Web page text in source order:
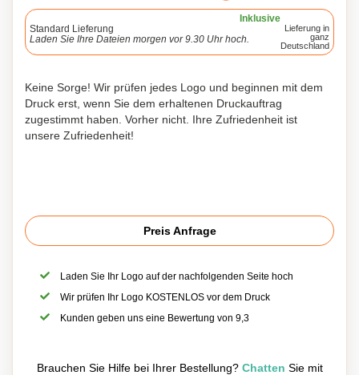
Inklusive
Standard Lieferung
Laden Sie Ihre Dateien morgen vor 9.30 Uhr hoch.
Lieferung in
ganz
Deutschland
Keine Sorge! Wir prüfen jedes Logo und beginnen mit dem
Druck erst, wenn Sie dem erhaltenen Druckauftrag
zugestimmt haben. Vorher nicht. Ihre Zufriedenheit ist
unsere Zufriedenheit!
Preis Anfrage
Laden Sie Ihr Logo auf der nachfolgenden Seite hoch
Wir prüfen Ihr Logo KOSTENLOS vor dem Druck
Kunden geben uns eine Bewertung von 9,3
Brauchen Sie Hilfe bei Ihrer Bestellung? Chatten Sie mit